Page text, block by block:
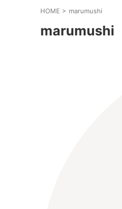
HOME > marumushi
marumushi